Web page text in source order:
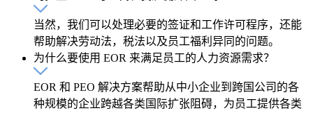
当然，我们可以处理必要的签证和工作许可程序，还能
帮助解决劳动法，税法以及员工福利异同的问题。
为什么要使用 EOR 来满足员工的人力资源需求？
EOR 和 PEO 解决方案帮助从中小企业到跨国公司的各
种规模的企业跨越各类国际扩张阻碍，为员工提供各类